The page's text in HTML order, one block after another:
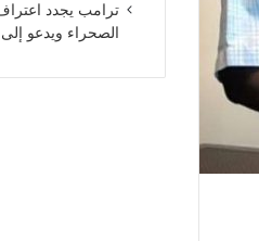
ترامب يجدد
الصحراء ويدعو إلى